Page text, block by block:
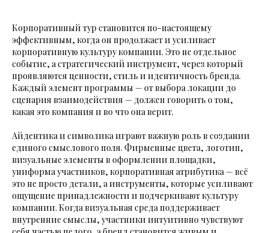
Корпоративный тур становится по-настоящему
эффективным, когда он продолжает и усиливает
корпоративную культуру компании. Это не отдельное
событие, а стратегический инструмент, через который
проявляются ценности, стиль и идентичность бренда.
Каждый элемент программы — от выбора локации до
сценария взаимодействия — должен говорить о том,
какая это компания и во что она верит.
Айдентика и символика играют важную роль в создании
единого смыслового поля. Фирменные цвета, логотип,
визуальные элементы в оформлении площадки,
униформа участников, корпоративная атрибутика — всё
это не просто детали, а инструменты, которые усиливают
ощущение принадлежности и подчеркивают культуру
компании. Когда визуальная среда поддерживает
внутренние смыслы, участники интуитивно чувствуют